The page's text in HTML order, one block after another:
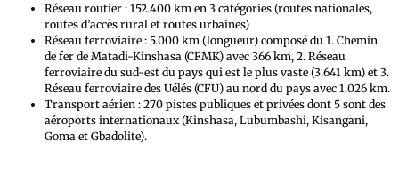
Réseau routier : 152.400 km en 3 catégories (routes nationales,
routes d’accès rural et routes urbaines)
Réseau ferroviaire : 5.000 km (longueur) composé du 1. Chemin
de fer de Matadi-Kinshasa (CFMK) avec 366 km, 2. Réseau
ferroviaire du sud-est du pays qui est le plus vaste (3.641 km) et 3.
Réseau ferroviaire des Uélés (CFU) au nord du pays avec 1.026 km.
Transport aérien : 270 pistes publiques et privées dont 5 sont des
aéroports internationaux (Kinshasa, Lubumbashi, Kisangani,
Goma et Gbadolite).